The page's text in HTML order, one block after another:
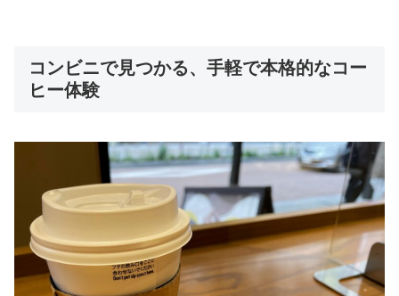
コンビニで見つかる、手軽で本格的なコー
ヒー体験